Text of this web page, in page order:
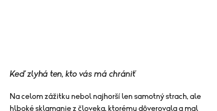
Keď zlyhá ten, kto vás má chrániť
Na celom zážitku nebol najhorší len samotný strach, ale
hlboké sklamanie z človeka, ktorému dôverovala a mal